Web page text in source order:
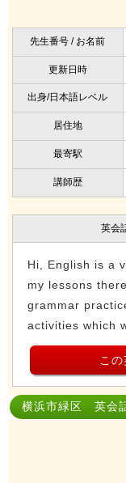
先生番号 / お名前
更新日時
出身/日本語レベル
居住地
最寄駅
講師歴
英会
Hi, English is a
my lessons
grammar
activities which
こ
横浜市緑区 英会